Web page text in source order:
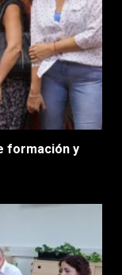
formación y